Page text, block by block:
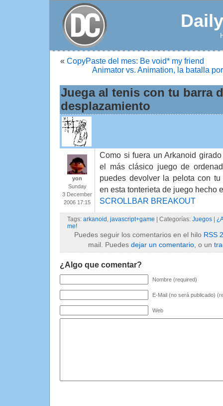
« CopyPaste del mes: Be void* my friend
Animator vs. Animation, la batalla
Juega al tenis con tu barra
desplazamiento
yon
Sunday
3 December
2006 17:15
Como si fuera un Arkanoid
el más clásico juego de
puedes devolver la pelota con
en esta tonterieta de juego hecho
SCROLLBAR BREAKOUT
Tags: arkanoid , javascript+game | Categorías: Juegos
me!
Puedes seguir los comentarios en el hilo RSS
mail. Puedes dejar un comentario , o un
¿Algo que comentar?
Nombre (required)
E-Mail (no será publicado)
Web